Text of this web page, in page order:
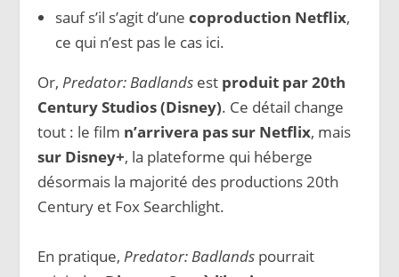
sauf s’il s’agit d’une coproduction Netflix,
ce qui n’est pas le cas ici.
Or,Predator: Badlands est produit par 20th
Century Studios (Disney). Ce détail change
tout : le film n’arrivera pas sur Netflix, mais
sur Disney+, la plateforme qui héberge
désormais la majorité des productions 20th
Century et Fox Searchlight.
En pratique, Predator: Badlands pourrait